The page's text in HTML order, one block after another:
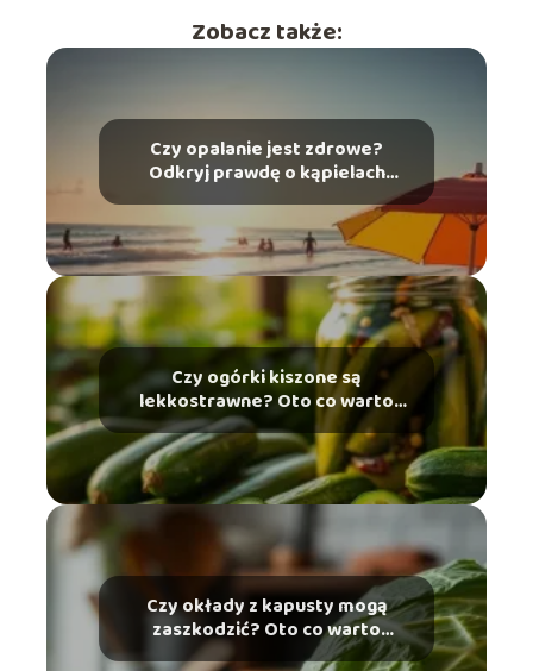
Zobacz także:
Czy opalanie jest zdrowe?
Odkryj prawdę o kąpielach
słonecznych
Czy ogórki kiszone są
lekkostrawne? Oto co warto
wiedzieć
Czy okłady z kapusty mogą
zaszkodzić? Oto co warto
wiedzieć